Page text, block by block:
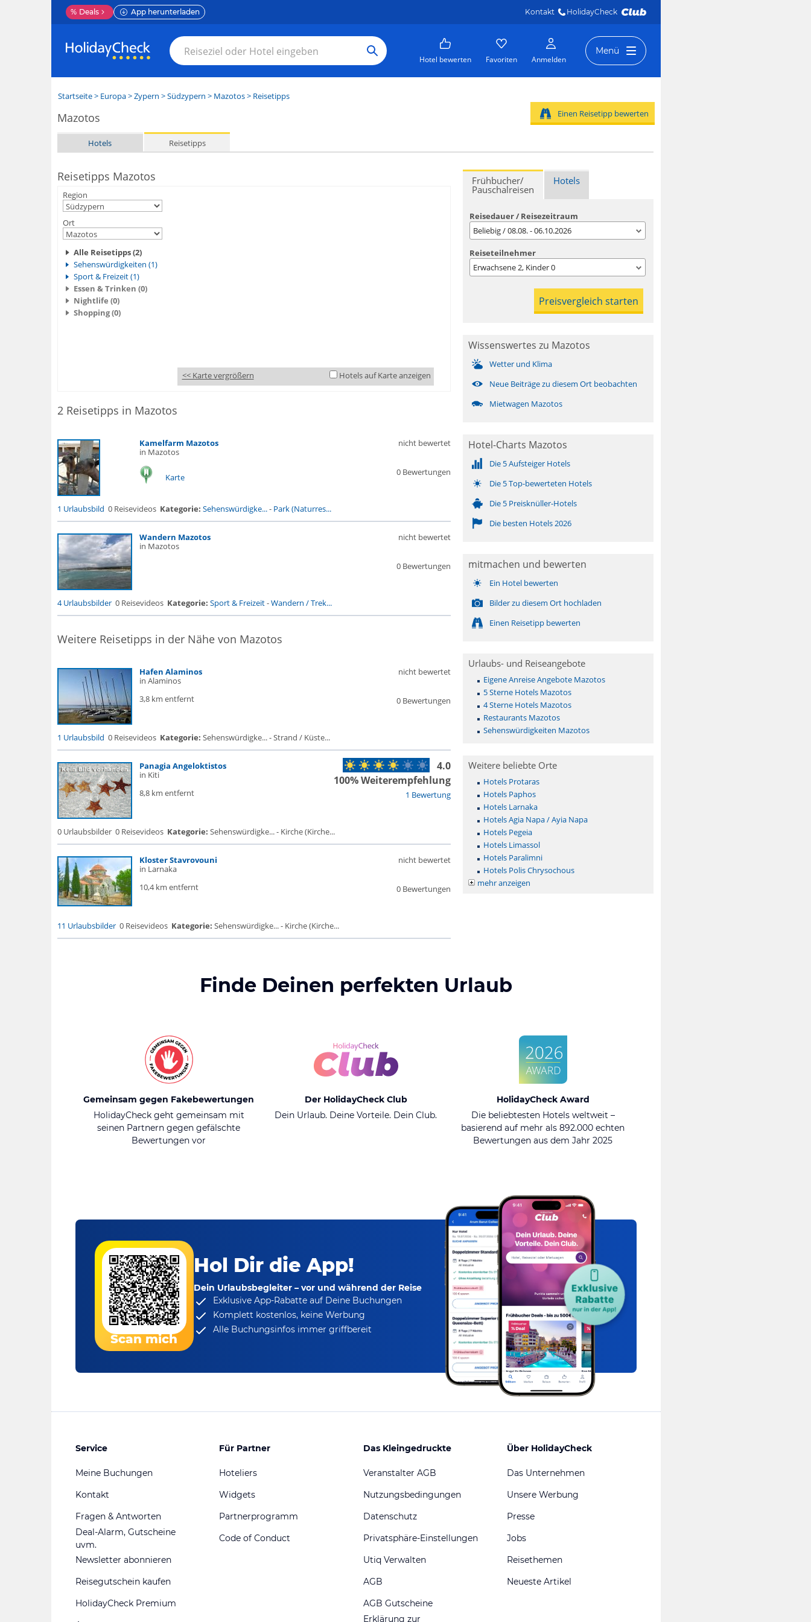
% Deals App herunterladen Kontakt HolidayCheck
Hotel bewerten Favoriten Anmelden
Menü
Startseite> Europa>Zypern >Südzypern > Mazotos> Reisetipps
Mazotos
Hotels Reisetipps
Einen Reisetipp bewerten
Reisetipps Mazotos
Region
Ort
Alle Reisetipps (2)
Sehenswürdigkeiten (1)
Sport & Freizeit (1)
Essen & Trinken (0)
Nightlife (0)
Shopping (0)
<< Karte vergrößern Hotels auf Karte anzeigen
2 Reisetipps in Mazotos
Kamelfarm Mazotos
in Mazotos
Karte 0 Bewertungen
nicht bewertet
1 Urlaubsbild 0 Reisevideos Kategorie: Sehenswürdigke...- Park (Naturres...
Wandern Mazotos
in Mazotos
0 Bewertungen
nicht bewertet
4 Urlaubsbilder 0 Reisevideos Kategorie: Sport & Freizeit-Wandern / Trek...
Weitere Reisetipps in der Nähe von Mazotos
Hafen Alaminos
in Alaminos
3,8 km entfernt
0 Bewertungen
nicht bewertet
1 Urlaubsbild 0 Reisevideos Kategorie: Sehenswürdigke... - Strand / Küste...
Panagia Angeloktistos
in Kiti
8,8 km entfernt
1 Bewertung
4.0
100% Weiterempfehlung
0 Urlaubsbilder 0 Reisevideos Kategorie: Sehenswürdigke... - Kirche (Kirche...
Kloster Stavrovouni
in Larnaka
10,4 km entfernt
0 Bewertungen
nicht bewertet
11 Urlaubsbilder 0 Reisevideos Kategorie: Sehenswürdigke... - Kirche (Kirche...
Frühbucher/
Pauschalreisen
Hotels
Reisedauer / Reisezeitraum
Beliebig / 08.08. - 06.10.2026
Reiseteilnehmer
Erwachsene2, Kinder0
Wissenswertes zu Mazotos
Wetter und Klima
Neue Beiträge zu diesem Ort beobachten
Mietwagen Mazotos
Hotel-Charts Mazotos
Die 5 Aufsteiger Hotels
Die 5 Top-bewerteten Hotels
Die 5 Preisknüller-Hotels
Die besten Hotels 2026
mitmachen und bewerten
Ein Hotel bewerten
Bilder zu diesem Ort hochladen
Einen Reisetipp bewerten
Urlaubs- und Reiseangebote
Eigene Anreise Angebote Mazotos
5 Sterne Hotels Mazotos
4 Sterne Hotels Mazotos
Restaurants Mazotos
Sehenswürdigkeiten Mazotos
Weitere beliebte Orte
Hotels Protaras
Hotels Paphos
Hotels Larnaka
Hotels Agia Napa / Ayia Napa
Hotels Pegeia
Hotels Limassol
Hotels Paralimni
Hotels Polis Chrysochous
mehr anzeigen
Finde Deinen perfekten Urlaub
Gemeinsam gegen Fakebewertungen
HolidayCheck geht gemeinsam mit
seinen Partnern gegen gefälschte
Bewertungen vor
Der HolidayCheck Club
Dein Urlaub. Deine Vorteile. Dein Club.
HolidayCheck Award
Die beliebtesten Hotels weltweit –
basierend auf mehr als 892.000 echten
Bewertungen aus dem Jahr 2025
Scan mich
Hol Dir die App!
Dein Urlaubsbegleiter – vor und während der Reise
Exklusive App-Rabatteauf Deine Buchungen
Komplett kostenlos, keine Werbung
Alle Buchungsinfos immer griffbereit
Service
Meine Buchungen
Kontakt
Fragen & Antworten
Deal-Alarm, Gutscheine
uvm.
Newsletter abonnieren
Reisegutschein kaufen
HolidayCheck Premium
Für Partner
Hoteliers
Widgets
Partnerprogramm
Code of Conduct
Das Kleingedruckte
Veranstalter AGB
Nutzungsbedingungen
Datenschutz
Privatsphäre-Einstellungen
Utiq Verwalten
AGB
AGB Gutscheine
Erklärung zur
Über HolidayCheck
Das Unternehmen
Unsere Werbung
Presse
Jobs
Reisethemen
Neueste Artikel